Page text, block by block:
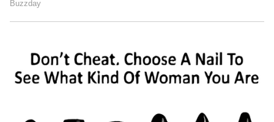
Image Credit :Getty
2. మస్లిన్ వస్త్రం
ఆకులను శుభ్రంగా కడిగి, ఆరబెట్టిన తర్వాత, వాటిని ఒక